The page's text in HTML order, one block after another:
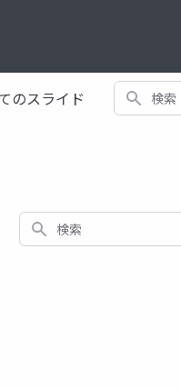
のスライド 検索
検索